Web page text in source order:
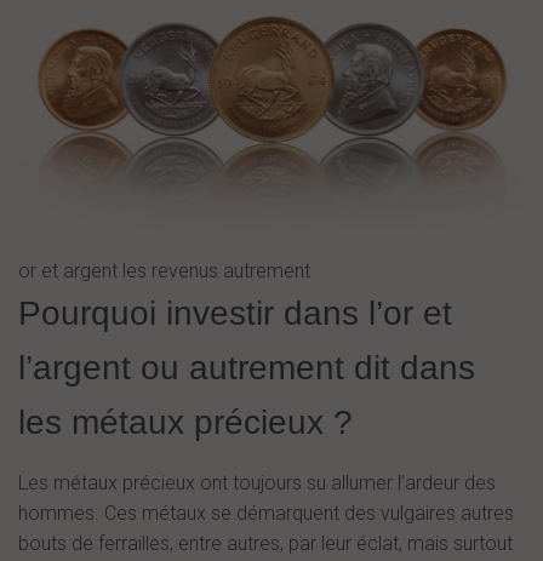
or et argent les revenus autrement
Pourquoi investir dans l’or et
l’argent ou autrement dit dans
les métaux précieux ?
Les métaux précieux ont toujours su allumer l’ardeur des
hommes. Ces métaux se démarquent des vulgaires autres
bouts de ferrailles, entre autres, par leur éclat, mais surtout